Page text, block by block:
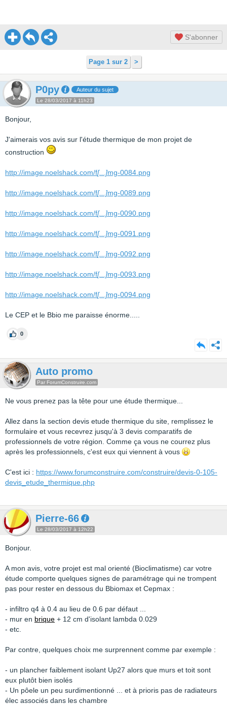
S'abonner
Page 1 sur 2 >
P0py Auteur du sujet
Le 28/03/2017 à 11h23
Bonjour,
J'aimerais vos avis sur l'étude thermique de mon projet de
construction
http://image.noelshack.com/f[...]mg-0084.png
http://image.noelshack.com/f[...]mg-0089.png
http://image.noelshack.com/f[...]mg-0090.png
http://image.noelshack.com/f[...]mg-0091.png
http://image.noelshack.com/f[...]mg-0092.png
http://image.noelshack.com/f[...]mg-0093.png
http://image.noelshack.com/f[...]mg-0094.png
Le CEP et le Bbio me paraisse énorme.....
0
Auto promo
Par ForumConstruire.com
Ne vous prenez pas la tête pour une étude thermique...
Allez dans la section devis etude thermique du site, remplissez le
formulaire et vous recevrez jusqu'à 3 devis comparatifs de
professionnels de votre région. Comme ça vous ne courrez plus
après les professionnels, c'est eux qui viennent à vous
C'est ici : https://www.forumconstruire.com/construire/devis-0-105-
devis_etude_thermique.php
Pierre-66
Le 28/03/2017 à 12h22
Bonjour.
A mon avis, votre projet est mal orienté (Bioclimatisme) car votre
étude comporte quelques signes de paramétrage qui ne trompent
pas pour rester en dessous du Bbiomax et Cepmax :
- infiltro q4 à 0.4 au lieu de 0.6 par défaut ...
- mur en brique + 12 cm d'isolant lambda 0.029
- etc.
Par contre, quelques choix me surprennent comme par exemple :
- un plancher faiblement isolant Up27 alors que murs et toit sont
eux plutôt bien isolés
- Un pôele un peu surdimentionné ... et à prioris pas de radiateurs
élec associés dans les chambre